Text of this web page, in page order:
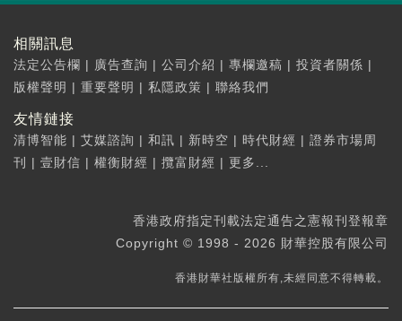
相關訊息
法定公告欄 | 廣告查詢 | 公司介紹 | 專欄邀稿 | 投資者關係 |
版權聲明 | 重要聲明 | 私隱政策 | 聯絡我們
友情鏈接
清博智能 | 艾媒諮詢 | 和訊 | 新時空 | 時代財經 | 證券市場周
刊
| 壹財信 | 權衡財經 | 攬富財經 | 更多...
香港政府指定刊載法定通告之憲報刊登報章
Copyright © 1998 - 2026 財華控股有限公司
香港財華社版權所有,未經同意不得轉載。